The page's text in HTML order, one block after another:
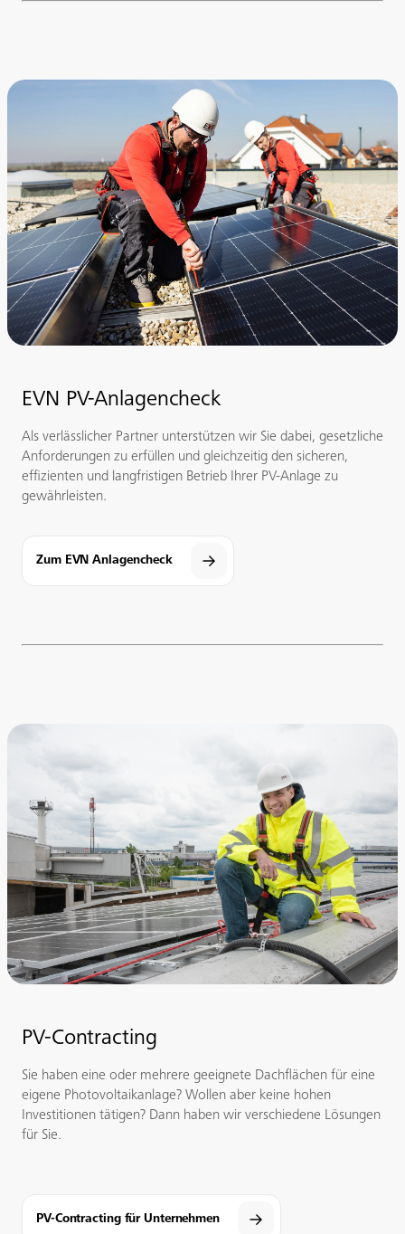
EVN PV-Anlagencheck
Als verlässlicher Partner unterstützen wir Sie dabei, gesetzliche
Anforderungen zu erfüllen und gleichzeitig den sicheren,
effizienten und langfristigen Betrieb Ihrer PV-Anlage zu
gewährleisten.
Zum EVN Anlagencheck
PV-Contracting
Sie haben eine oder mehrere geeignete Dachflächen für eine
eigene Photovoltaikanlage? Wollen aber keine hohen
Investitionen tätigen? Dann haben wir verschiedene Lösungen
für Sie.
PV-Contracting für Unternehmen